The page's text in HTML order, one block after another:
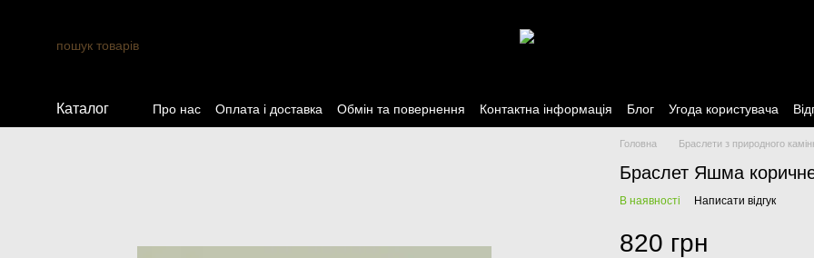
Каталог Про нас Оплата і доставка Обмін та повернення Контактна інформація Блог Угода користувача
Головна Браслети з природного
Браслет Яшма
В наявності Написати відгук
820 грн